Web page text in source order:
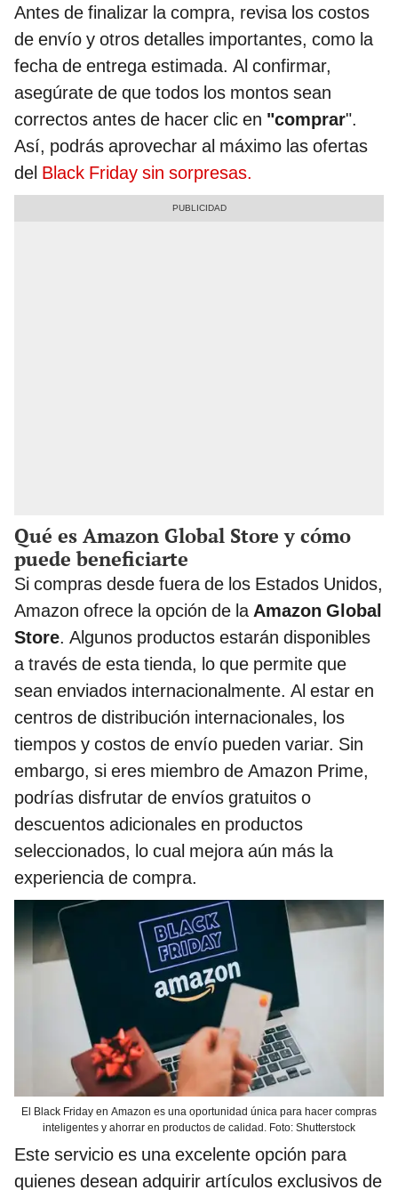
Antes de finalizar la compra, revisa los costos
de envío y otros detalles importantes, como la
fecha de entrega estimada. Al confirmar,
asegúrate de que todos los montos sean
correctos antes de hacer clic en "comprar".
Así, podrás aprovechar al máximo las ofertas
del Black Friday sin sorpresas.
Qué es Amazon Global Store y cómo
puede beneficiarte
Si compras desde fuera de los Estados Unidos,
Amazon ofrece la opción de laAmazon Global
Store. Algunos productos estarán disponibles
a través de esta tienda, lo que permite que
sean enviados internacionalmente. Al estar en
centros de distribución internacionales, los
tiempos y costos de envío pueden variar. Sin
embargo, si eres miembro de Amazon Prime,
podrías disfrutar de envíos gratuitos o
descuentos adicionales en productos
seleccionados, lo cual mejora aún más la
experiencia de compra.
El Black Friday en Amazon es una oportunidad única para hacer compras
inteligentes y ahorrar en productos de calidad. Foto: Shutterstock
Este servicio es una excelente opción para
quienes desean adquirir artículos exclusivos de